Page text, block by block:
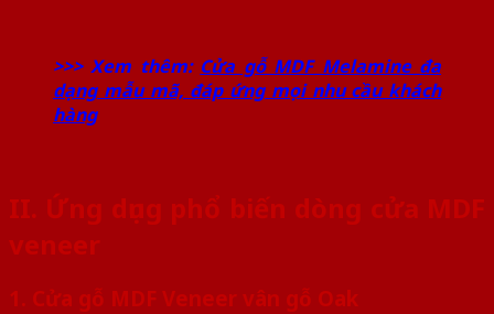
>>> Xem thêm: Cửa gỗ MDF Melamine đa
dạng mẫu mã, đáp ứng mọi nhu cầu khách
hàng
II. Ứng dụng phổ biến dòng cửa MDF
veneer
1. Cửa gỗ MDF Veneer vân gỗ Oak